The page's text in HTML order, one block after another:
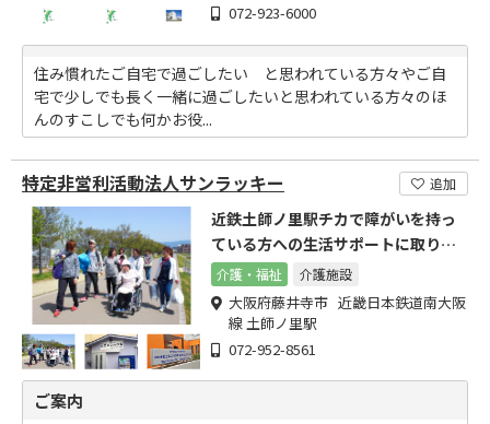
072-923-6000
住み慣れたご自宅で過ごしたい と思われている方々やご自
宅で少しでも長く一緒に過ごしたいと思われている方々のほ
んのすこしでも何かお役...
特定非営利活動法人サンラッキー 追加
近鉄土師ノ里駅チカで障がいを持っ
ている方への生活サポートに取り組
んでおります。
介護・福祉 介護施設
大阪府藤井寺市 近畿日本鉄道南大阪
線 土師ノ里駅
072-952-8561
ご案内